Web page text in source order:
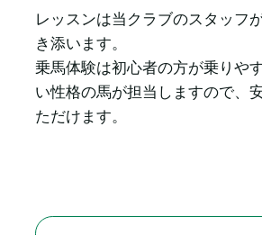
レッスンは当クラブのスタッフ
き添います。
乗馬体験は初心者の方が乗りや
い性格の馬が担当しますので、
ただけます。